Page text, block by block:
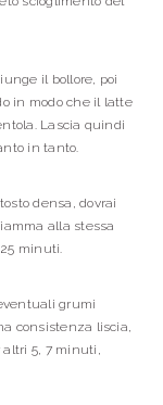
il bollore, poi
in modo che il latte
Lascia quindi
in tanto.
densa, dovrai
alla stessa
minuti.
grumi
consistenza liscia,
5, 7 minuti,